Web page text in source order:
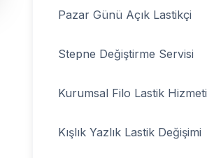
Pazar Günü Açık Lastikçi
Stepne Değiştirme Servisi
Kurumsal Filo Lastik Hizmeti
Kışlık Yazlık Lastik Değişimi